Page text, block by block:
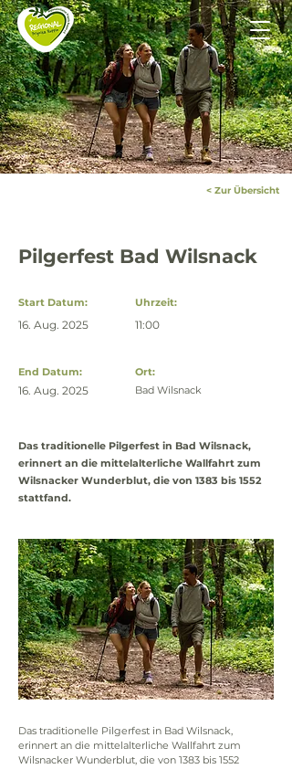
< Zur Übersicht
Pilgerfest Bad Wilsnack
Start Datum:
16. Aug. 2025
Uhrzeit:
11:00
End Datum:
16. Aug. 2025
Ort:
Bad Wilsnack
Das traditionelle Pilgerfest in Bad Wilsnack,
erinnert an die mittelalterliche Wallfahrt zum
Wilsnacker Wunderblut, die von 1383 bis 1552
stattfand.
Das traditionelle Pilgerfest in Bad Wilsnack,
erinnert an die mittelalterliche Wallfahrt zum
Wilsnacker Wunderblut, die von 1383 bis 1552